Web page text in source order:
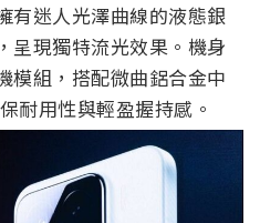
有迷人光澤曲線的液態銀
呈現獨特流光效果。機身
模組，搭配微曲鋁合金中
耐用性與輕盈握持感。